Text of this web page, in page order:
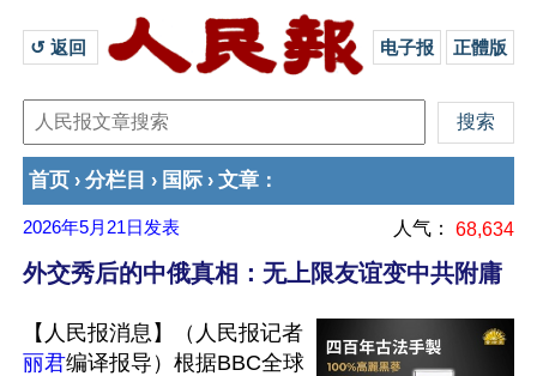
↺ 返回 电子报 正體版
首页 › 分栏目 › 国际 › 文章 ：
2026年5月21日 发表 人气： 68,634
外交秀后的中俄真相：无上限友谊变中共附庸
【人民报消息】（人民报记者
丽君编译报导）根据BBC全球